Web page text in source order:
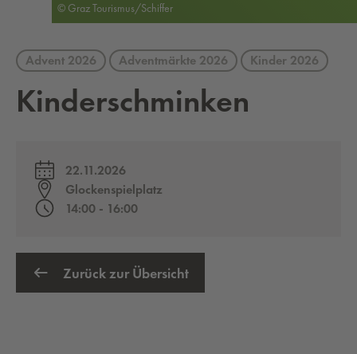
Advent 2026 Adventmärkte 2026 Kinder 2026
Kin­der­schmin­ken
22.11.2026
Glockenspielplatz
14:00 - 16:00
© Graz Tourismus/Schiffer
Zurück zur Übersicht